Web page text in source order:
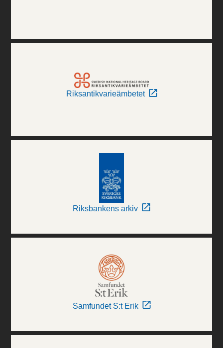
Riksantikvarieämbetet
Riksbankens arkiv
Samfundet S:t Erik